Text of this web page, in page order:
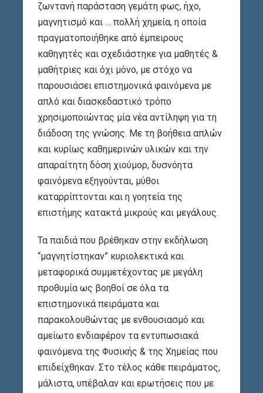
ζωντανή παράσταση γεμάτη φως, ήχο,
μαγνητισμό και … πολλή χημεία, η οποία
πραγματοποιήθηκε από έμπειρους
καθηγητές και σχεδιάστηκε για μαθητές &
μαθήτριες και όχι μόνο, με στόχο να
παρουσιάσει επιστημονικά φαινόμενα με
απλό και διασκεδαστικό τρόπο
χρησιμοποιώντας μία νέα αντίληψη για τη
διάδοση της γνώσης. Με τη βοήθεια απλών
και κυρίως καθημερινών υλικών και την
απαραίτητη δόση χιούμορ, δυσνόητα
φαινόμενα εξηγούνται, μύθοι
καταρρίπτονται και η γοητεία της
επιστήμης κατακτά μικρούς και μεγάλους.
Τα παιδιά που βρέθηκαν στην εκδήλωση
“μαγνητίστηκαν” κυριολεκτικά και
μεταφορικά συμμετέχοντας με μεγάλη
προθυμία ως βοηθοί σε όλα τα
επιστημονικά πειράματα και
παρακολουθώντας με ενθουσιασμό και
αμείωτο ενδιαφέρον τα εντυπωσιακά
φαινόμενα της Φυσικής & της Χημείας που
επιδείχθηκαν. Στο τέλος κάθε πειράματος,
μάλιστα, υπέβαλαν και ερωτήσεις που με